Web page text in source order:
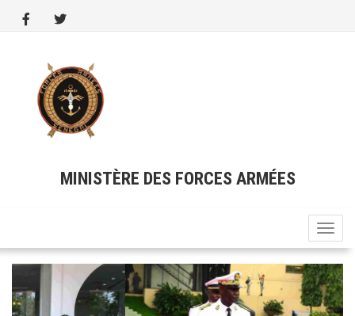
MINISTÈRE DES FORCES ARMÉES
Toggle